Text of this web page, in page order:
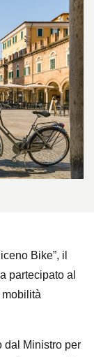
Bike”, il
partecipato al
mobilità
dal Ministro per